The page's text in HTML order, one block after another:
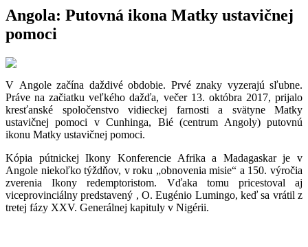
Angola: Putovná ikona Matky ustavičnej
pomoci
V Angole začína daždivé obdobie. Prvé znaky vyzerajú sľubne.
Práve na začiatku veľkého dažďa, večer 13. októbra 2017, prijalo
kresťanské spoločenstvo vidieckej farnosti a svätyne Matky
ustavičnej pomoci v Cunhinga, Bié (centrum Angoly) putovnú
ikonu Matky ustavičnej pomoci.
Kópia pútnickej Ikony Konferencie Afrika a Madagaskar je v
Angole niekoľko týždňov, v roku „obnovenia misie“ a 150. výročia
zverenia Ikony redemptoristom. Vďaka tomu pricestoval aj
viceprovinciálny predstavený , O. Eugénio Lumingo, keď sa vrátil z
tretej fázy XXV. Generálnej kapituly v Nigérii.